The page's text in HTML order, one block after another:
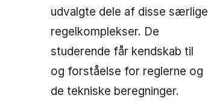
udvalgte dele af disse særlige
regelkomplekser. De
studerende får kendskab til
og forståelse for reglerne og
de tekniske beregninger.